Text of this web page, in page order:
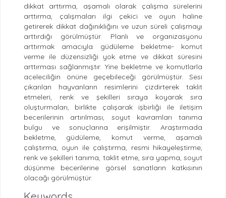
dikkat arttırma, aşamalı olarak çalışma sürelerini
arttırma, çalışmaları ilgi çekici ve oyun haline
getirerek dikkat dağınıklığını ve uzun süreli çalışmayı
arttırdığı görülmüştür. Planlı ve organizasyonu
arttırmak amacıyla güdüleme bekletme- komut
verme ile düzensizliği yok etme ve dikkat süresini
arttırması sağlanmıştır. Yine bekletme ve komutlarla
aceleciliğin önüne geçebileceği görülmüştür. Sesi
çıkarılan hayvanların resimlerini çizdirterek taklit
etmeleri, renk ve şekilleri sıraya koyarak sıra
oluşturmaları, birlikte çalışarak işbirliği ile iletişim
becerilerinin artırılması, soyut kavramları tanıma
bulgu ve sonuçlarına erişilmiştir. Araştırmada
bekletme, güdüleme, komut verme, aşamalı
çalıştırma, oyun ile çalıştırma, resmi hikayeleştirme,
renk ve şekilleri tanıma, taklit etme, sıra yapma, soyut
düşünme becerilerine görsel sanatların katkısının
olacağı görülmüştür.